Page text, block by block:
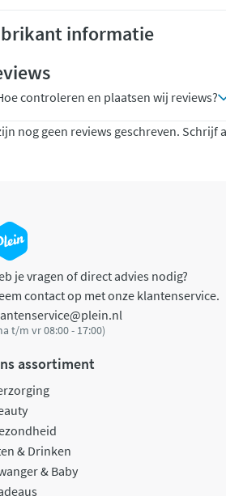
informatie
controleren en plaatsen wij reviews?
nog geen reviews geschreven. Schrijf
je vragen of direct advies nodig?
contact op met onze klantenservice.
t/m vr 08:00 - 17:00)
assortiment
& Drinken
& Baby